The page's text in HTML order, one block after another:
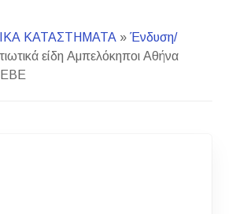
ΚΑΤΑΣΤΗΜΑΤΑ » Ένδυση/
είδη Αμπελόκηποι Αθήνα